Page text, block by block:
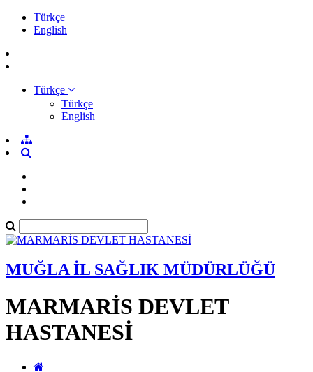
Türkçe
English
Türkçe
Türkçe
English
MUĞLA İL SAĞLIK MÜDÜRLÜĞÜ
MARMARİS DEVLET
HASTANESİ